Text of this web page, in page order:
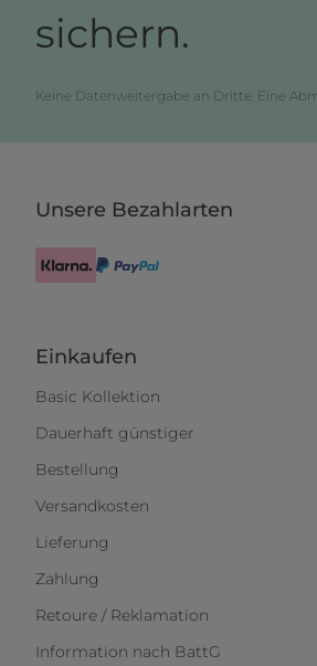
sichern.
Keine Datenweitergabe an Dritte. Eine
Unsere Bezahlarten
Einkaufen
Basic Kollektion
Dauerhaft günstiger
Bestellung
Versandkosten
Lieferung
Zahlung
Retoure / Reklamation
Information nach BattG